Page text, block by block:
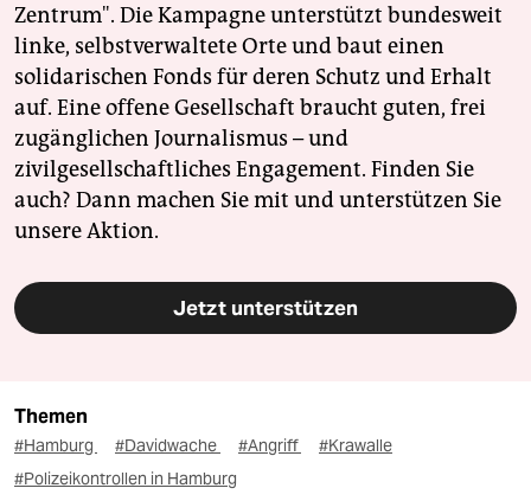
Zentrum". Die Kampagne unterstützt bundesweit
linke, selbstverwaltete Orte und baut einen
solidarischen Fonds für deren Schutz und Erhalt
auf. Eine offene Gesellschaft braucht guten, frei
zugänglichen Journalismus – und
zivilgesellschaftliches Engagement. Finden Sie
auch? Dann machen Sie mit und unterstützen Sie
unsere Aktion.
Jetzt unterstützen
Themen
#Hamburg #Davidwache #Angriff
#Krawalle
#Polizeikontrollen in Hamburg